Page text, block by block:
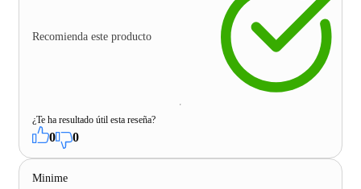
Recomienda este producto
¿Te ha resultado útil esta reseña?
0 0
Minime